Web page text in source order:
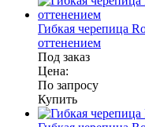
Гибкая черепица
оттенением
Под заказ
Цена:
По запросу
Купить